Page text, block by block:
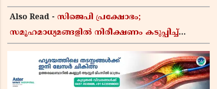
Also Read - സിജെപി പ്രക്ഷോഭം;
സമൂഹമാധ്യമങ്ങളിൽ നിരീക്ഷണം കടുപ്പിച്ച്